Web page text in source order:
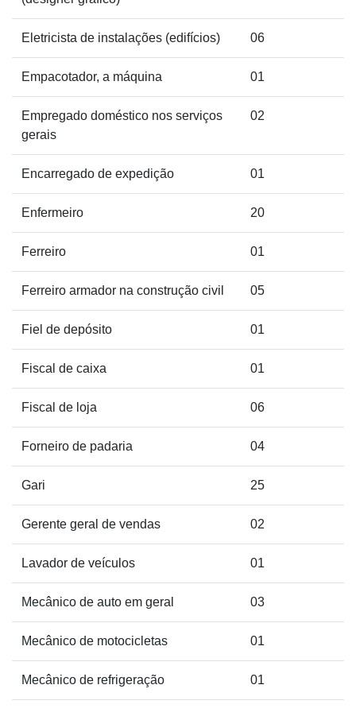
Eletricista de instalações (edifícios) 06
Empacotador, a máquina 01
Empregado doméstico nos serviços
gerais
02
Encarregado de expedição 01
Enfermeiro 20
Ferreiro 01
Ferreiro armador na construção civil 05
Fiel de depósito 01
Fiscal de caixa 01
Fiscal de loja 06
Forneiro de padaria 04
Gari 25
Gerente geral de vendas 02
Lavador de veículos 01
Mecânico de auto em geral 03
Mecânico de motocicletas 01
Mecânico de refrigeração 01